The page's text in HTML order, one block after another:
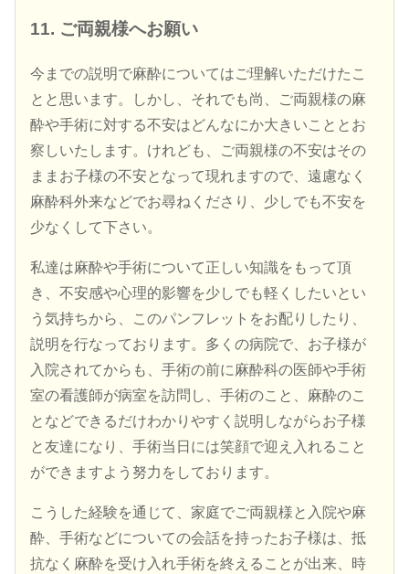
11. ご両親様へお願い
今までの説明で麻酔についてはご理解いただけたこ
とと思います。しかし、それでも尚、ご両親様の麻
酔や手術に対する不安はどんなにか大きいこととお
察しいたします。けれども、ご両親様の不安はその
ままお子様の不安となって現れますので、遠慮なく
麻酔科外来などでお尋ねくださり、少しでも不安を
少なくして下さい。
私達は麻酔や手術について正しい知識をもって頂
き、不安感や心理的影響を少しでも軽くしたいとい
う気持ちから、このパンフレットをお配りしたり、
説明を行なっております。多くの病院で、お子様が
入院されてからも、手術の前に麻酔科の医師や手術
室の看護師が病室を訪問し、手術のこと、麻酔のこ
となどできるだけわかりやすく説明しながらお子様
と友達になり、手術当日には笑顔で迎え入れること
ができますよう努力をしております。
こうした経験を通じて、家庭でご両親様と入院や麻
酔、手術などについての会話を持ったお子様は、抵
抗なく麻酔を受け入れ手術を終えることが出来、時